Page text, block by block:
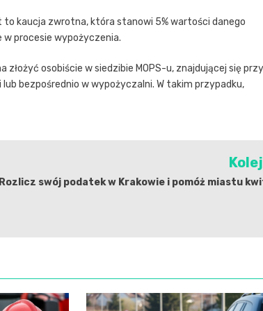
kaucja zwrotna, która stanowi 5% wartości danego
w procesie wypożyczenia.
osobiście w siedzibie MOPS-u, znajdującej się przy
bezpośrednio w wypożyczalni. W takim przypadku,
Rozlicz swój podatek w Krakowie i pomóż miastu